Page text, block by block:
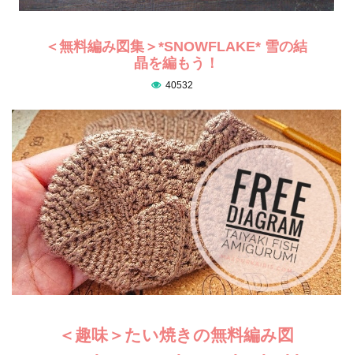
＜無料編み図集＞*SNOWFLAKE* 雪の結
晶を編もう！
40532
＜趣味＞たい焼きの無料編み図